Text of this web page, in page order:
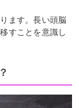
ます。長い頭脳
すことを意識し